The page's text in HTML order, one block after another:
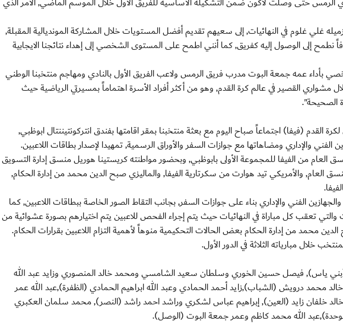
غلي غلوم في النهائيات, إلى سعيهم تقديم أفضل المستويات خلال المشاركة المونديالية المقبلة,
نطمح إلى الوصول إليه كفريق, كما أنني اطمح على المستوى الشخصي إلى إهداء نتائجنا الايجابية
عمه جمعة البوت مدرب فريق الرمس ولاعب الفريق الأول بالنادي ومهاجم منتخبنا الوطني
القصير في عالم كرة القدم, وهو من أكثر أفراد الأسرة اهتماماً بمسيرتي الرياضية حيث
الصحيحة".
القدم (فيفا) اجتماعاً صباح اليوم مع بعثة منتخبنا بمقر اقامتها بفندق انتركونتيننتال ابوظبي,
والإداري ومضاهاتها مع جوازات السفر والأوراق الرسمية, تمهيدا لإصدار بطاقات اللاعبين.
العام من الفيفا للمجموعة الأولى بابوظبي, وبحضور مواطنته كريستينا هوريل منسق إدارة التسويق
العام, والأمريكي تيد هوارت من سكرتارية الفيفا, والماليزي صبح الدين محمد من إدارة الحكام,
الفني والإداري بناء على جوازات السفر, بجانب التقاط الصور الخاصة ببطاقات اللاعبين, كما
تعقب كل مباراة في النهائيات حيث يتم إجراء الفحص للاعبين يتم اختيارهم بصورة عشوائية من
محمد من إدارة الحكام بعض الحالات التحكيمية منوهاً لأهمية التزام اللاعبين بقرارات الحكام.
خلال مبارياته الثلاثة في الدور الأول.
ياس), فيصل حسين الخوري وسلطان سعيد الشامسي ومحمد خالد المنصوري وزايد عبد الله
محمد درويش (الشباب),زايد أحمد الحمادي وعبد الله ابراهيم الحمادي (الظفرة),عبد الله عمر
خلفان زايد (العين), إبراهيم عباس لشكري وراشد احمد راشد (النصر), محمد سلمان العكبري
الله محمد كاظم وعمر جمعة البوت (الوصل).